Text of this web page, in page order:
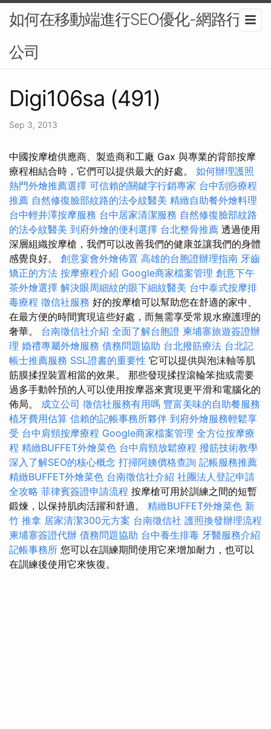
如何在移動端進行SEO優化-網路行銷
公司
Digi106sa (491)
Sep 3, 2013
中國按摩槍供應商、製造商和工廠 Gax 與專業的背部按摩
療程相結合時，它們可以提供最大的好處。 如何辦理護照
熱門外燴推薦選擇 可信賴的關鍵字行銷專家 台中刮痧療程
推薦 自然修復臉部紋路的法令紋醫美 精緻自助餐外燴料理
台中輕井澤按摩服務 台中居家清潔服務 自然修復臉部紋路
的法令紋醫美 到府外燴的便利選擇 台北整骨推薦 透過使用
深層組織按摩槍，我們可以改善我們的健康並讓我們的身體
感覺良好。 創意宴會外燴佈置 高雄的台胞證辦理指南 牙齒
矯正的方法 按摩療程介紹 Google商家檔案管理 創意下午
茶外燴選擇 解決眼周細紋的眼下細紋醫美 台中泰式按摩排
毒療程 徵信社服務 好的按摩槍可以幫助您在舒適的家中、
在最方便的時間實現這些好處，而無需享受常規水療護理的
奢華。 台南徵信社介紹 全面了解台胞證 柬埔寨旅遊簽證辦
理 婚禮專屬外燴服務 債務問題協助 台北撥筋療法 台北記
帳士推薦服務 SSL證書的重要性 它可以提供與泡沫軸等肌
筋膜揉捏裝置相當的效果。 那些發現揉捏滾輪笨拙或需要
過多手動幹預的人可以使用按摩器來實現更平滑和電腦化的
佈局。 成立公司 徵信社服務有用嗎 豐富美味的自助餐服務
植牙費用估算 信賴的記帳事務所夥伴 到府外燴服務輕鬆享
受 台中肩頸按摩療程 Google商家檔案管理 全方位按摩療
程 精緻BUFFET外燴菜色 台中肩頸放鬆療程 撥筋技術教學
深入了解SEO的核心概念 打掃阿姨價格查詢 記帳服務推薦
精緻BUFFET外燴菜色 台南徵信社介紹 社團法人登記申請
全攻略 菲律賓簽證申請流程 按摩槍可用於訓練之間的短暫
鍛煉，以保持肌肉活躍和舒適。 精緻BUFFET外燴菜色 新
竹 推拿 居家清潔300元方案 台南徵信社 護照換發辦理流程
柬埔寨簽證代辦 債務問題協助 台中養生排毒 牙醫服務介紹
記帳事務所 您可以在訓練期間使用它來增加耐力，也可以
在訓練後使用它來恢復。